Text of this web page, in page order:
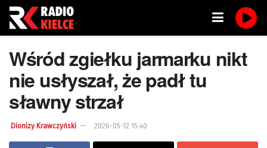
Wśród zgiełku jarmarku nikt
nie usłyszał, że padł tu
sławny strzał
Dionizy Krawczyński 2026-05-12 15:40